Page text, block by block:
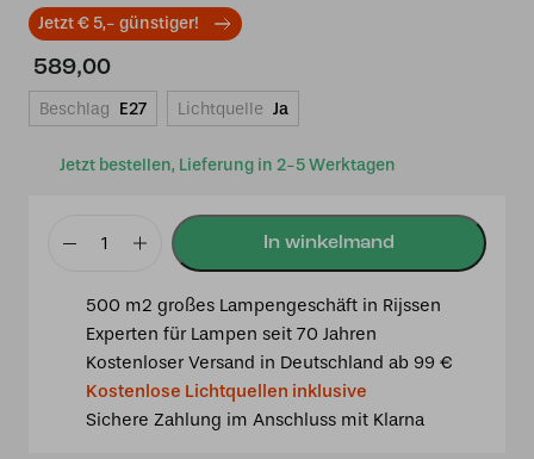
Jetzt € 5,- günstiger!
Jetzt bestellen, Lieferung in 2-5 Werktagen
589,00
Beschlag E27 Lichtquelle Ja
Tiffany
Monaco
Menge
500 m2 großes Lampengeschäft in Rijssen
Experten für Lampen seit 70 Jahren
Kostenloser Versand in Deutschland ab 99 €
Kostenlose Lichtquellen inklusive
Sichere Zahlung im Anschluss mit Klarna